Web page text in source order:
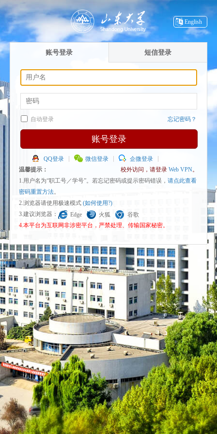
English
账号登录 短信登录
自动登录 忘记密码？
账号登录
QQ登录 微信登录
企微登录
温馨提示：
校外访问，请登录 Web VPN。
1.用户名为“职工号／学号”。若忘记密码或提示密码错误， 请点此查看
密码重置方法。
2.浏览器请使用极速模式 (如何使用?)
3.建议浏览器：
Edge 火狐
谷歌
4.本平台为互联网非涉密平台，严禁处理、传输国家秘密。